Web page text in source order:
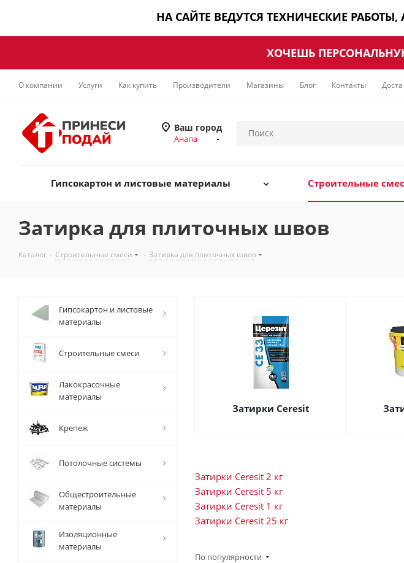
НА САЙТЕ ВЕДУТСЯ ТЕХНИЧЕСКИЕ
ХОЧЕШЬ
О компании Услуги Как купить Производители Магазины Блог Контакты
Ваш город
Анапа
Гипсокартон и листовые материалы Строительные
Затирка для плиточных швов
Каталог - Строительные смеси - Затирка для плиточных швов
Затирки Ceresit
Затирки Ceresit 2 кг
Затирки Ceresit 5 кг
Затирки Ceresit 1 кг
Затирки Ceresit 25 кг
По популярности
Гипсокартон и листовые
материалы
Строительные смеси
Лакокрасочные
материалы
Крепеж
Потолочные системы
Общестроительные
материалы
Изоляционные
материалы